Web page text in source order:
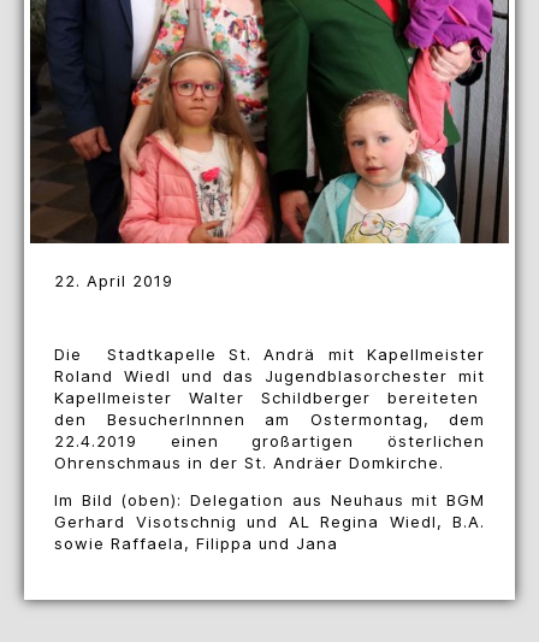
22. April 2019
Die Stadtkapelle St. Andrä mit Kapellmeister
Roland Wiedl und das Jugendblasorchester mit
Kapellmeister Walter Schildberger bereiteten
den BesucherInnnen am Ostermontag, dem
22.4.2019 einen großartigen österlichen
Ohrenschmaus in der St. Andräer Domkirche.
Im Bild (oben): Delegation aus Neuhaus mit BGM
Gerhard Visotschnig und AL Regina Wiedl, B.A.
sowie Raffaela, Filippa und Jana